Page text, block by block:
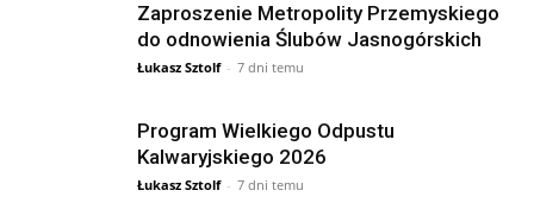
Zaproszenie Metropolity Przemyskiego
do odnowienia Ślubów Jasnogórskich
Łukasz Sztolf - 7 dni temu
Program Wielkiego Odpustu
Kalwaryjskiego 2026
Łukasz Sztolf - 7 dni temu